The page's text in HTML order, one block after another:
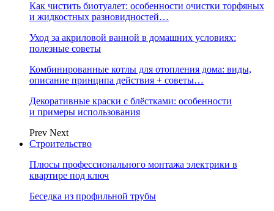
Как чистить биотуалет: особенности очистки торфяных
и жидкостных разновидностей…
Уход за акриловой ванной в домашних условиях:
полезные советы
Комбинированные котлы для отопления дома: виды,
описание принципа действия + советы…
Декоративные краски с блёстками: особенности
и примеры использования
Prev Next
Строительство
Плюсы профессионального монтажа электрики в
квартире под ключ
Беседка из профильной трубы